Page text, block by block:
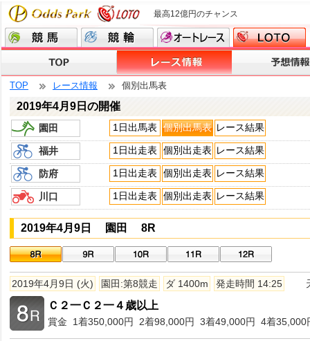
最高12億円のチャンス
TOP レース情報 個別出馬表
2019年4月9日の開催
園田 1日出馬表 個別出馬表 レース結果
福井 1日出走表 個別出走表 レース結果
防府 1日出走表 個別出走表 レース結果
川口 1日出走表 個別出走表 レース結果
2019年4月9日 園田 8R
2019年4月9日 (火) 園田:第8競走 ダ 1400m 発走時間 14:25
Ｃ２一Ｃ２一４歳以上
賞金 1着350,000円 2着98,000円 3着49,000円 4着35,000